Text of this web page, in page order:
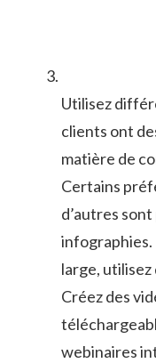
Utilisez
clients ont
matière de
Certains
d’autres
infographies.
large,
Créez des
webinaires​